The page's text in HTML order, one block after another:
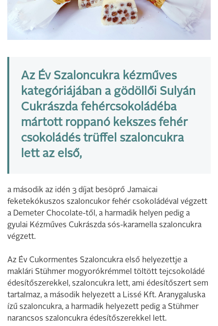
Az Év Szaloncukra kézműves
kategóriájában a gödöllői Sulyán
Cukrászda fehércsokoládéba
mártott roppanó kekszes fehér
csokoládés trüffel szaloncukra
lett az első,
a második az idén 3 díjat besöprő Jamaicai
feketekókuszos szaloncukor fehér csokoládéval végzett
a Demeter Chocolate-től, a harmadik helyen pedig a
gyulai Kézműves Cukrászda sós-karamella szaloncukra
végzett.
Az Év Cukormentes Szaloncukra első helyezettje a
maklári Stühmer mogyorókrémmel töltött tejcsokoládé
édesítőszerekkel, szaloncukra lett, ami édesítőszert sem
tartalmaz, a második helyezett a Lissé Kft. Aranygaluska
ízű szaloncukra, a harmadik helyezett pedig a Stühmer
narancsos szaloncukra édesítőszerekkel lett.